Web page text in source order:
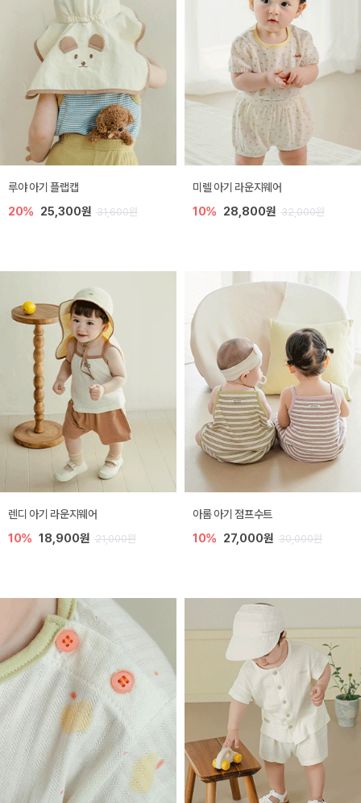
루야 아기 플랩캡
20% 25,300원 31,600원
미렐 아기 라운지웨어
10% 28,800원 32,000원
렌디 아기 라운지웨어
10% 18,900원 21,000원
아롬 아기 점프수트
10% 27,000원 30,000원